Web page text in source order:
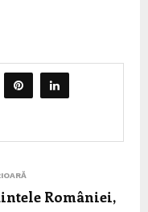
României,